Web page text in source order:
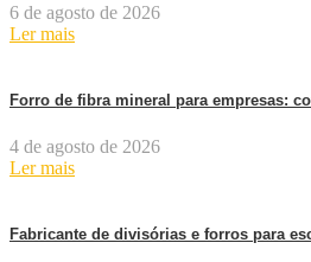
6 de agosto de 2026
Ler mais
Forro de fibra mineral para empresas:
4 de agosto de 2026
Ler mais
Fabricante de divisórias e forros para